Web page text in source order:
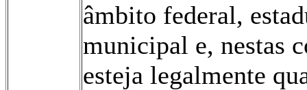
âmbito federal,
municipal e, nestas
esteja legalmente